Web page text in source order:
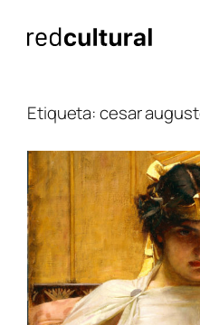
Etiqueta:cesar